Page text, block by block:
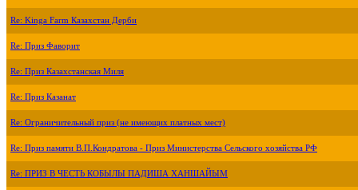
Re: Kinga Farm Казахстан Дерби
Re: Приз Фаворит
Re: Приз Казахстанская Миля
Re: Приз Казанат
Re: Ограничительный приз (не имеющих платных мест)
Re: Приз памяти В.П.Кондратова - Приз Министерства Сельского хозяйства РФ
Re: ПРИЗ В ЧЕСТЬ КОБЫЛЫ ПАДИША ХАНШАЙЫМ